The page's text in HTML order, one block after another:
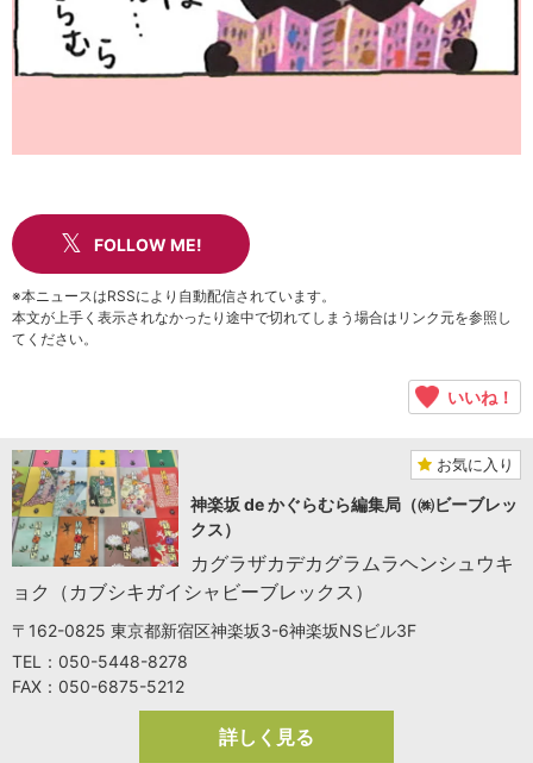
FOLLOW ME!
※本ニュースはRSSにより自動配信されています。
本文が上手く表示されなかったり途中で切れてしまう場合はリンク元を参照し
てください。
いいね！
お気に入り
神楽坂 de かぐらむら編集局（㈱ビーブレッ
クス）
カグラザカデカグラムラヘンシュウキ
ョク（カブシキガイシャビーブレックス）
〒162-0825 東京都新宿区神楽坂3-6神楽坂NSビル3F
TEL：050-5448-8278
FAX：050-6875-5212
詳しく見る